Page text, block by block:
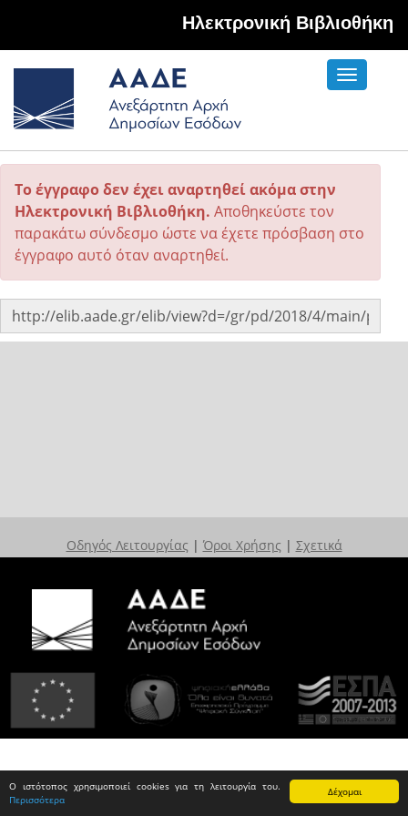
Δέχομαι
Ο ιστότοπος χρησιμοποιεί cookies για τη λειτουργία του.
Περισσότερα
Hλεκτρονική Βιβλιοθήκη
Toggle
Το έγγραφο δεν έχει αναρτηθεί ακόμα στην
Ηλεκτρονική Βιβλιοθήκη. Αποθηκεύστε τον
παρακάτω σύνδεσμο ώστε να έχετε πρόσβαση στο
έγγραφο αυτό όταν αναρτηθεί.
Οδηγός Λειτουργίας | Όροι Χρήσης | Σχετικά